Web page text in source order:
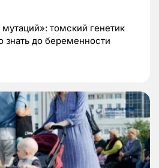
томский генетик
до беременности